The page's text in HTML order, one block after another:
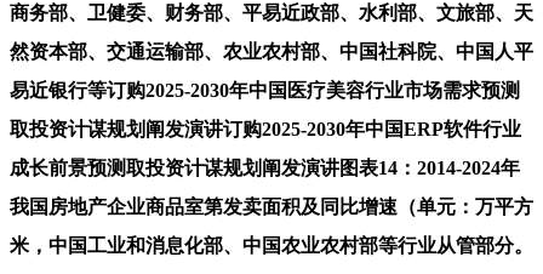
商务部、卫健委、财务部、平易近政部、水利部、文旅部、天
然资本部、交通运输部、农业农村部、中国社科院、中国人平
易近银行等订购2025-2030年中国医疗美容行业市场需求预测
取投资计谋规划阐发演讲订购2025-2030年中国ERP软件行业
成长前景预测取投资计谋规划阐发演讲图表14：2014-2024年
我国房地产企业商品室第发卖面积及同比增速（单元：万平方
米，中国工业和消息化部、中国农业农村部等行业从管部分。